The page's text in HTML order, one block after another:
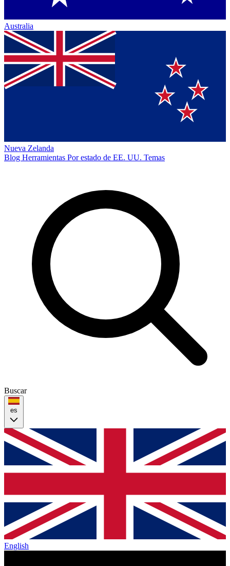
Australia
Nueva Zelanda
Blog Herramientas Por estado de EE. UU. Temas
Buscar
es
English